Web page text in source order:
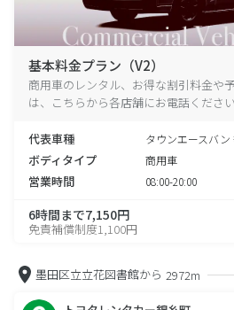
基本料金プラン（V2）
商用車のレンタル、お得な割引料金や
は、こちらから各店舗にお電話ください
代表車種 タウンエースバン
ボディタイプ 商用車
営業時間 08:00-20:00
6時間まで7,150円
免責補償制度1,100円
墨田区立立花図書館から 2972m